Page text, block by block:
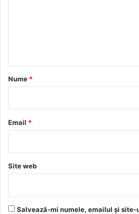
r
*
Nume *
Email *
Site web
Salvează-mi numele, emailul și